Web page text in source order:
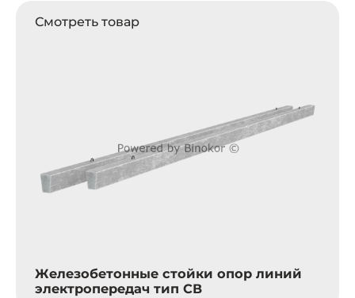
Смотреть товар
Железобетонные стойки опор линий
электропередач тип СВ